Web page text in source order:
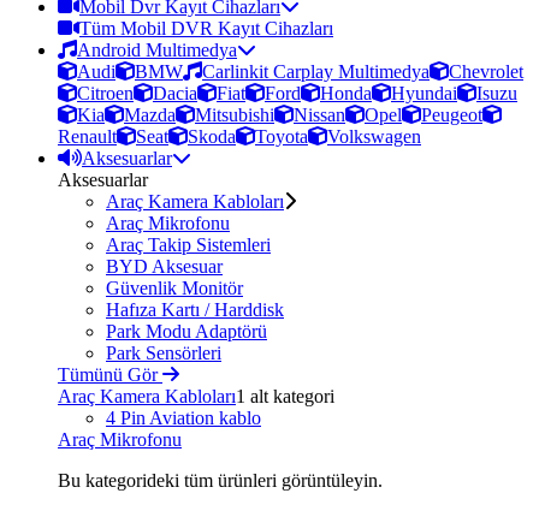
Mobil Dvr Kayıt Cihazları
Tüm Mobil DVR Kayıt Cihazları
Android Multimedya
Audi
BMW Carlinkit Carplay Multimedya
Chevrolet
Citroen
Dacia Fiat Ford Honda Hyundai
Isuzu
Kia
Mazda Mitsubishi Nissan Opel
Peugeot
Renault
Seat Skoda Toyota
Volkswagen
Aksesuarlar
Aksesuarlar
Araç Kamera Kabloları
Araç Mikrofonu
Araç Takip Sistemleri
BYD Aksesuar
Güvenlik Monitör
Hafıza Kartı / Harddisk
Park Modu Adaptörü
Park Sensörleri
Tümünü Gör
Araç Kamera Kabloları1 alt kategori
4 Pin Aviation kablo
Araç Mikrofonu
Bu kategorideki tüm ürünleri görüntüleyin.